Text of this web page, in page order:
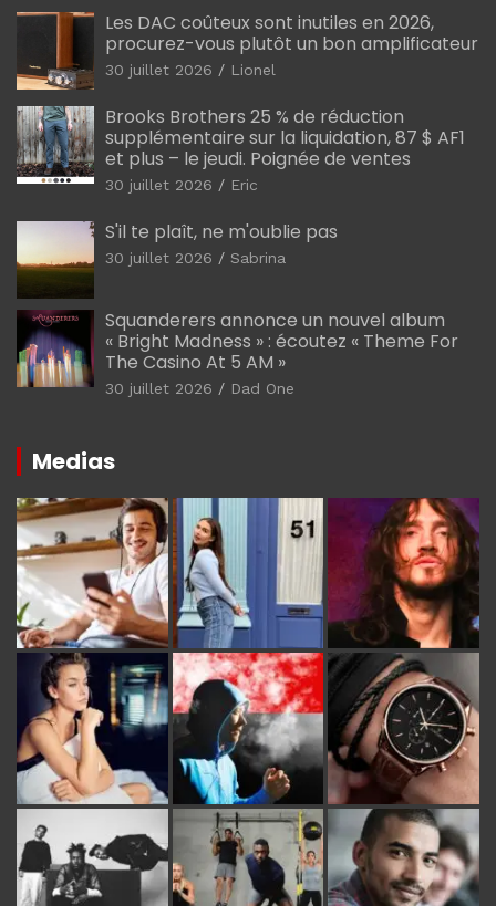
Les DAC coûteux sont inutiles en 2026,
procurez-vous plutôt un bon amplificateur
30 juillet 2026 Lionel
Brooks Brothers 25 % de réduction
supplémentaire sur la liquidation, 87 $ AF1
et plus – le jeudi. Poignée de ventes
30 juillet 2026 Eric
S'il te plaît, ne m'oublie pas
30 juillet 2026 Sabrina
Squanderers annonce un nouvel album
« Bright Madness » : écoutez « Theme For
The Casino At 5 AM »
30 juillet 2026 Dad One
Medias